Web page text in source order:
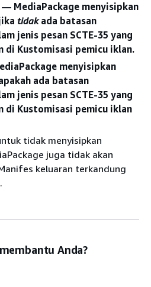
— MediaPackage menyisipkan
tidakada batasan
jenis pesan SCTE-35 yang
di Kustomisasi pemicu iklan.
menyisipkan
ada batasan
jenis pesan SCTE-35 yang
di Kustomisasi pemicu iklan
tidak menyisipkan
juga tidak akan
keluaran terkandung
Anda?